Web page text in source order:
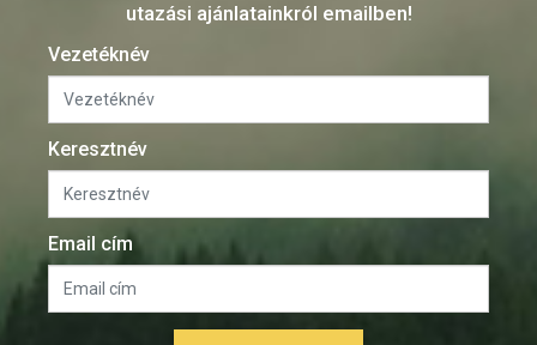
utazási ajánlatainkról emailben!
Vezetéknév
Keresztnév
Email cím